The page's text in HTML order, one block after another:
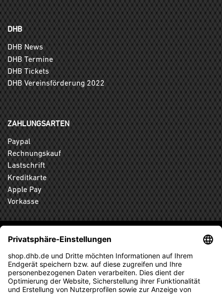
DHB
DHB News
DHB Termine
DHB Tickets
DHB Vereinsförderung 2022
ZAHLUNGSARTEN
Paypal
Rechnungskauf
Lastschrift
Kreditkarte
Apple Pay
Vorkasse
ABONNIEREN SIE DEN KOSTENLOSEN DHB-FANSHOP
NEWSLETTER UND VERPASSEN SIE KEINE NEUIGKEIT ODER
AKTION MEHR.
ANMELDEN